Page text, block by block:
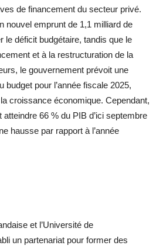
de financement du secteur privé.
nouvel emprunt de 1,1 milliard de
le déficit budgétaire, tandis que le
et à la restructuration de la
le gouvernement prévoit une
budget pour l’année fiscale 2025,
croissance économique. Cependant,
atteindre 66 % du PIB d’ici septembre
hausse par rapport à l’année
et l’Université de
un partenariat pour former des